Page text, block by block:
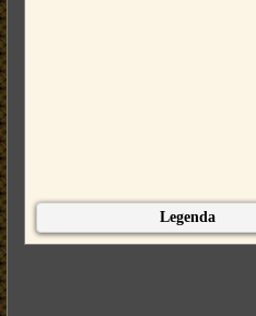
Legenda